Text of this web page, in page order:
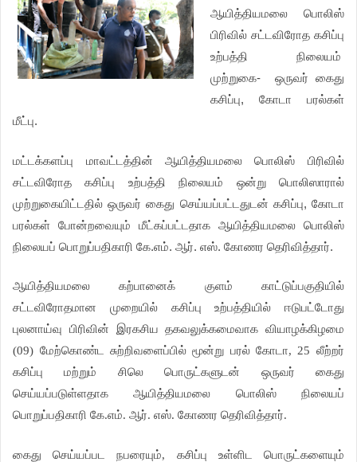
ஆயித்தியமலை பொலிஸ்
பிரிவில் சட்டவிரோத கசிப்பு
உற்பத்தி நிலையம்
முற்றுகை- ஒருவர் கைது
கசிப்பு, கோடா பரல்கள்
மீட்பு.
மட்டக்களப்பு மாவட்டத்தின் ஆயித்தியமலை பொலிஸ் பிரிவில்
சட்டவிரோத கசிப்பு உற்பத்தி நிலையம் ஒன்று பொலிஸாரால்
முற்றுகையிட்டதில் ஒருவர் கைது செய்யப்பட்டதுடன் கசிப்பு, கோடா
பரல்கள் போன்றவையும் மீட்கப்பட்டதாக ஆயித்தியமலை பொலிஸ்
நிலையப் பொறுப்பதிகாரி கே.எம். ஆர். எஸ். கோணர தெரிவித்தார்.
ஆயித்தியமலை கற்பானைக் குளம் காட்டுப்பகுதியில்
சட்டவிரோதமான முறையில் கசிப்பு உற்பத்தியில் ஈடுபட்டோது
புலனாய்வு பிரிவின் இரகசிய தகவலுக்கமைவாக வியாழக்கிழமை
(09) மேற்கொண்ட சுற்றிவளைப்பில் மூன்று பரல் கோடா, 25 லீற்றர்
கசிப்பு மற்றும் சிலெ பொருட்களுடன் ஒருவர் கைது
செய்யப்படுள்ளதாக ஆயித்தியமலை பொலிஸ் நிலையப்
பொறுப்பதிகாரி கே.எம். ஆர். எஸ். கோணர தெரிவித்தார்.
கைது செய்யப்பட நபரையும், கசிப்பு உள்ளிட பொருட்களையும்